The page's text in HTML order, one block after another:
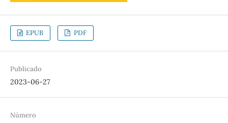
EPUB PDF
Publicado
2023-06-27
Número